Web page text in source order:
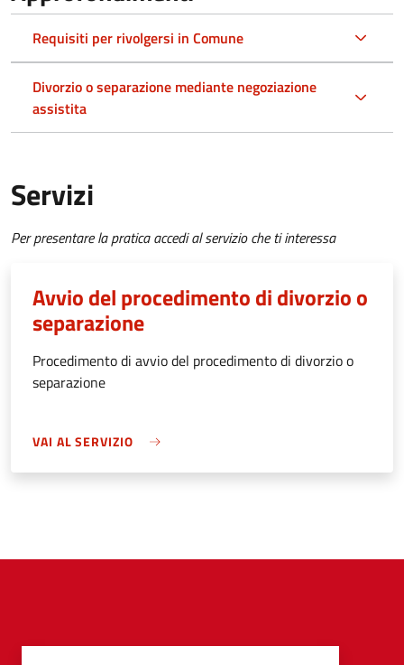
Requisiti per rivolgersi in Comune
Divorzio o separazione mediante negoziazione
assistita
Servizi
Per presentare la pratica accedi al servizio che ti interessa
Avvio del procedimento di divorzio o
separazione
Procedimento di avvio del procedimento di divorzio o
separazione
VAI AL SERVIZIO